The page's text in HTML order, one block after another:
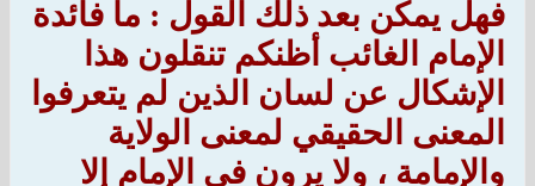
فهل يمكن بعد ذلك القول : ما فائدة
الإمام الغائب أظنكم تنقلون هذا
الإشكال عن لسان الذين لم يتعرفوا
المعنى الحقيقي لمعنى الولاية
والإمامة ، ولا يرون في الإمام إلا